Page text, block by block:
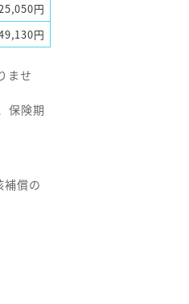
円
円
ませ
保険期
補償の